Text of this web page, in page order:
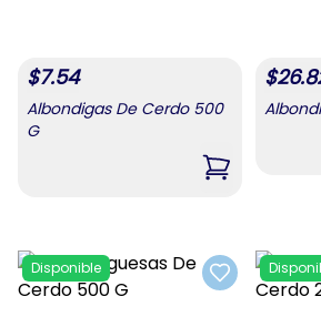
$7.54
Albondigas De Cerdo 500
G
,Albondigas
$
Add to
Disponible